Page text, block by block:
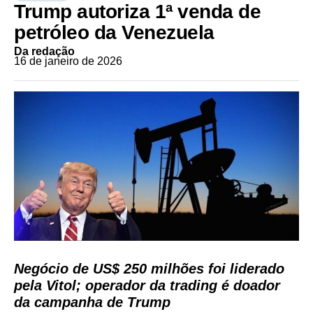
Trump autoriza 1ª venda de
petróleo da Venezuela
Da redação
16 de janeiro de 2026
Negócio de US$ 250 milhões foi liderado
pela Vitol; operador da trading é doador
da campanha de Trump